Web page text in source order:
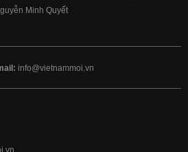
Vietcombank
Minh Quyết
info@vietnammoi.vn